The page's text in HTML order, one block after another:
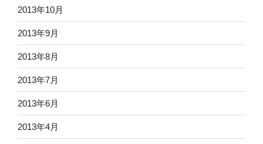
2013年10月
2013年9月
2013年8月
2013年7月
2013年6月
2013年4月